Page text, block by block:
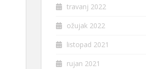
travanj 2022
ožujak 2022
listopad 2021
rujan 2021